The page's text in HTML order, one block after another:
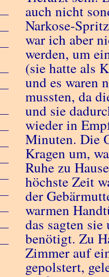
auch nicht
Narkose-
war ich aber
werden, um
(sie hatte als
und es waren
mussten, da
und sie
wieder in
Minuten. Die
Kragen um,
Ruhe zu
höchste Zeit
der
warmen
das sagten
benötigt. Zu
Zimmer auf
gepolstert,